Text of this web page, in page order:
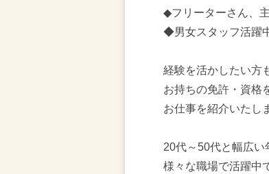
◆フリーターさん、
◆男女スタッフ活躍
経験を活かしたい方
お持ちの免許・資格
お仕事を紹介いたし
20代～50代と幅広い
様々な職場で活躍中